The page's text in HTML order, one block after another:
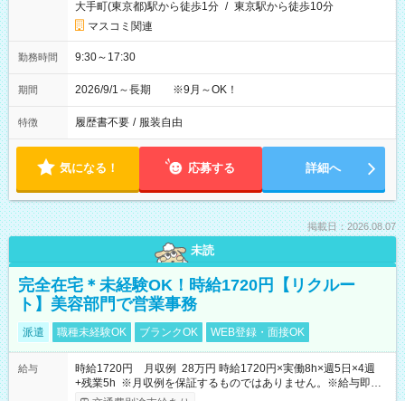
大手町(東京都)駅から徒歩1分 / 東京駅から徒歩10分
マスコミ関連
勤務時間 9:30～17:30
期間 2026/9/1～長期 ※9月～OK！
特徴 履歴書不要 / 服装自由
気になる！ 応募する 詳細へ
掲載日：2026.08.07
未読
完全在宅＊未経験OK！時給1720円【リクルー
ト】美容部門で営業事務
派遣 職種未経験OK ブランクOK WEB登録・面接OK
給与
時給1720円 月収例 28万円 時給1720円×実働8h×週5日×4週
+残業5h ※月収例を保証するものではありません。※給与即受
取りサービス利用可（利用条件有）